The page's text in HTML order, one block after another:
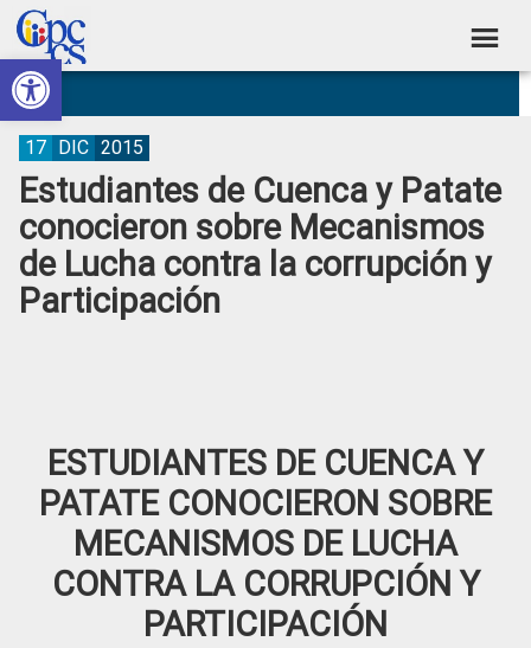
Abrir barra de herramientas
Skip
to
primary
navigation
Skip
to
main
content
Skip
to
primary
sidebar
Skip
to
footer
Consejo
de
Participación
Ciudadana
Control
Social
Construyendo
Poder
Ciudadano
Estudiantes de Cuenca y Patate
conocieron sobre Mecanismos
de Lucha contra la corrupción y
Participación
17 DIC 2015
ESTUDIANTES DE CUENCA Y
PATATE CONOCIERON SOBRE
MECANISMOS DE LUCHA
CONTRA LA CORRUPCIÓN Y
PARTICIPACIÓN